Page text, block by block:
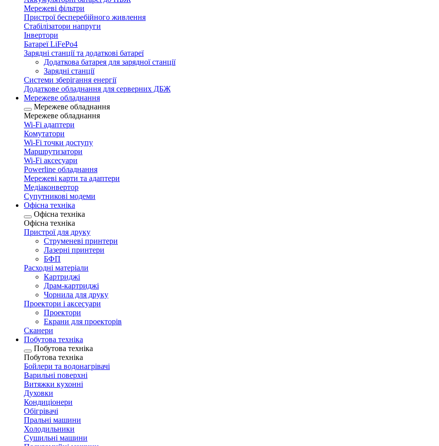
Мережеві фільтри
Пристрої бесперебійного живлення
Стабілізатори напруги
Інвертори
Батареї LiFePo4
Зарядні станції та додаткові батареї
Додаткова батарея для зарядної станції
Зарядні станції
Системи зберігання енергії
Додаткове обладнання для серверних ДБЖ
Мережеве обладнання
Мережеве обладнання
Мережеве обладнання
Wi-Fi адаптери
Комутатори
Wi-Fi точки доступу
Маршрутизатори
Wi-Fi аксесуари
Рowerline обладнання
Мережеві карти та адаптери
Медіаконвертор
Супутникові модеми
Офісна техніка
Офісна техніка
Офісна техніка
Пристрої для друку
Струменеві принтери
Лазерні принтери
БФП
Расходні матеріали
Картриджі
Драм-картриджі
Чорнила для друку
Проектори і аксесуари
Проектори
Екрани для проекторів
Сканери
Побутова техніка
Побутова техніка
Побутова техніка
Бойлери та водонагрівачі
Варильні поверхні
Витяжки кухонні
Духовки
Кондиціонери
Обігрівачі
Пральні машини
Холодильники
Сушильні машини